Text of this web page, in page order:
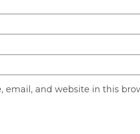
email, and website in this